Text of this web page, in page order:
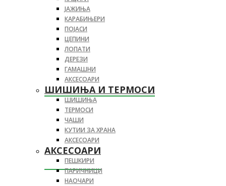
ЈАЖИЊА
КАРАБИЊЕРИ
ПОЈАСИ
ЦЕПИНИ
ЛОПАТИ
ДЕРЕЗИ
ГАМАШНИ
АКСЕСОАРИ
ШИШИЊА И ТЕРМОСИ
ШИШИЊА
ТЕРМОСИ
ЧАШИ
КУТИИ ЗА ХРАНА
АКСЕСОАРИ
АКСЕСОАРИ
ПЕШКИРИ
ПАРИЧНИЦИ
НАОЧАРИ